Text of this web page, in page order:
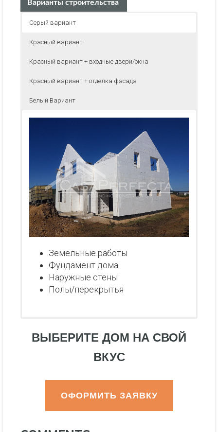
Варианты строительства
Серый вариант
Красный вариант
Красный вариант + входные двери/окна
Красный вариант + отделка фасада
Белый Вариант
Земельные работы
Фундамент дома
Наружные стены
Полы/перекрытья
ВЫБЕРИТЕ ДОМ НА СВОЙ
ВКУС
ОФОРМИТЬ ЗАЯВКУ